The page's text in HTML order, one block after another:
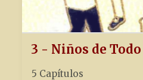
3 - Niños de
5 Capítulos